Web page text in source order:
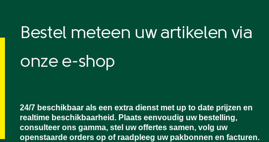
Bestel meteen uw artikelen via
onze e-shop
24/7 beschikbaar als een extra dienst met up to date prijzen en
realtime beschikbaarheid. Plaats eenvoudig uw bestelling,
consulteer ons gamma, stel uw offertes samen, volg uw
openstaarde orders op of raadpleeg uw pakbonnen en facturen.